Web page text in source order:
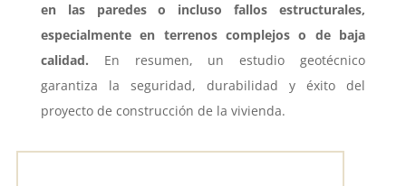
en las paredes o incluso fallos estructurales,
especialmente en terrenos complejos o de baja
calidad. En resumen, un estudio geotécnico
garantiza la seguridad, durabilidad y éxito del
proyecto de construcción de la vivienda.